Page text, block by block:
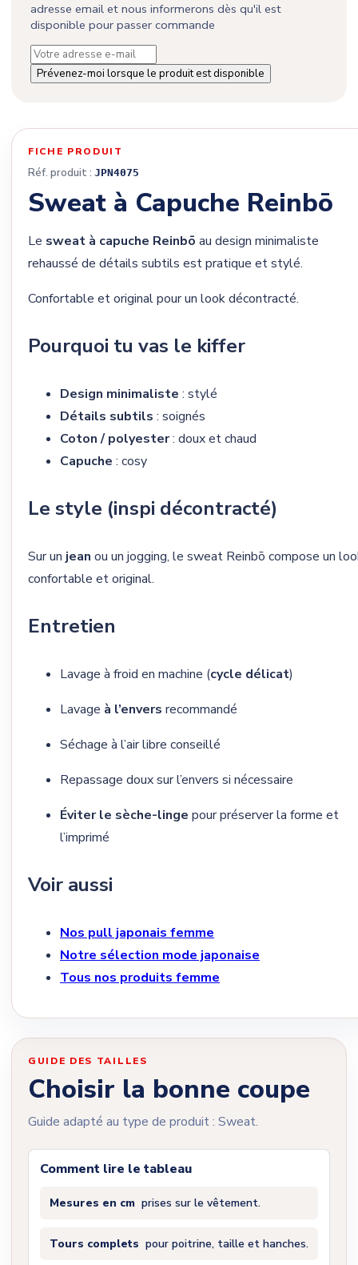
adresse email et nous informerons dès qu'il est
disponible pour passer commande
Prévenez-moi lorsque le produit est disponible
FICHE PRODUIT
Réf. produit : JPN4075
Sweat à Capuche Reinbō
Le sweat à capuche Reinbō au design minimaliste
rehaussé de détails subtils est pratique et stylé.
Confortable et original pour un look décontracté.
Pourquoi tu vas le kiffer
Design minimaliste : stylé
Détails subtils : soignés
Coton / polyester: doux et chaud
Capuche : cosy
Le style (inspi décontracté)
Sur un jean ou un jogging, le sweat Reinbō compose un
confortable et original.
Entretien
Lavage à froid en machine (cycle délicat)
Lavage à l’envers recommandé
Séchage à l’air libre conseillé
Repassage doux sur l’envers si nécessaire
Éviter le sèche-linge pour préserver la forme et
l’imprimé
Voir aussi
Nos pull japonais femme
Notre sélection mode japonaise
Tous nos produits femme
GUIDE DES TAILLES
Choisir la bonne coupe
Guide adapté au type de produit : Sweat.
Comment lire le tableau
Mesures en cm prises sur le vêtement.
Tours complets pour poitrine, taille et hanches.